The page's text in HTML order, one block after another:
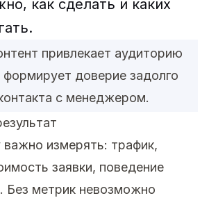
как сделать и каких
привлекает аудиторию
формирует доверие задолго
с менеджером.
измерять: трафик,
заявки, поведение
Без метрик невозможно